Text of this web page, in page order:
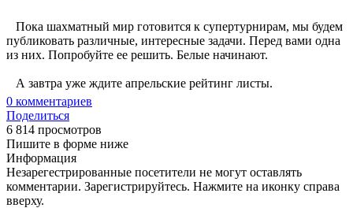
Пока шахматный мир готовится к супертурнирам, мы будем
публиковать различные, интересные задачи. Перед вами одна
из них. Попробуйте ее решить. Белые начинают.
А завтра уже ждите апрельские рейтинг листы.
0 комментариев
Поделиться
6 814 просмотров
Пишите в форме ниже
Информация
Незарегестрированные посетители не могут оставлять
комментарии. Зарегистрируйтесь. Нажмите на иконку справа
вверху.